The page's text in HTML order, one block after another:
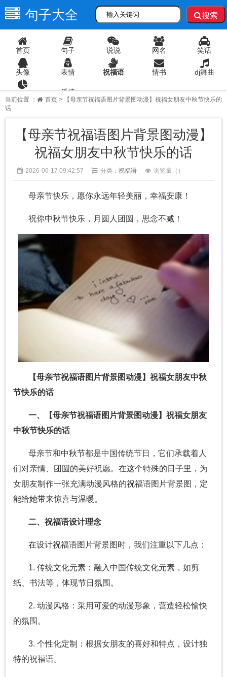
句子大全 搜索
首页 句子 说说 网名 笑话
头像 表情 祝福语 情书 dj舞曲
爱情
当前位置 ： 首页 > 【母亲节祝福语图片背景图动漫】祝福女朋友中秋节快乐的
话
【母亲节祝福语图片背景图动漫】
祝福女朋友中秋节快乐的话
2026-06-17 09:42:57 分类： 祝福语 浏览量（ ）
母亲节快乐，愿你永远年轻美丽，幸福安康！
祝你中秋节快乐，月圆人团圆，思念不减！
【母亲节祝福语图片背景图动漫】祝福女朋友中秋
节快乐的话
一、
【母亲节祝福语图片背景图动漫】祝福女朋友
中秋节快乐的话
母亲节和中秋节都是中国传统节日，它们承载着人
们对亲情、团圆的美好祝愿。在这个特殊的日子里，为
女朋友制作一张充满动漫风格的祝福语图片背景图，定
能给她带来惊喜与温暖。
二、祝福语设计理念
在设计祝福语图片背景图时，我们注重以下几点：
1. 传统文化元素：融入中国传统文化元素，如剪
纸、书法等，体现节日氛围。
2. 动漫风格：采用可爱的动漫形象，营造轻松愉快
的氛围。
3. 个性化定制：根据女朋友的喜好和特点，设计独
特的祝福语。